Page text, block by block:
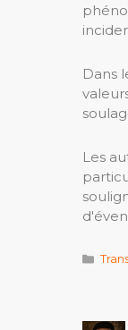
Dans
Les